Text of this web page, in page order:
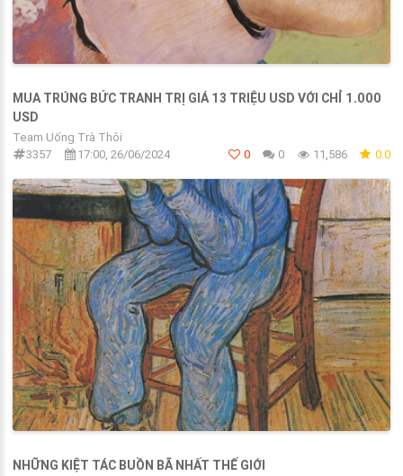
MUA TRÚNG BỨC TRANH TRỊ GIÁ 13 TRIỆU USD VỚI CHỈ 1.000
USD
Team Uống Trà Thôi
3357
17:00, 26/06/2024 0 0 11,586 0.0
NHỮNG KIỆT TÁC BUỒN BÃ NHẤT THẾ GIỚI